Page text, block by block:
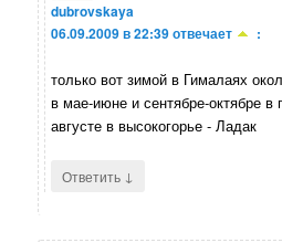
dubrovskaya
06.09.2009 в 22:39отвечает :
только вот зимой в Гималаях
в мае-июне и сентябре-октябре в
августе в высокогорье - Ладак
Ответить ↓